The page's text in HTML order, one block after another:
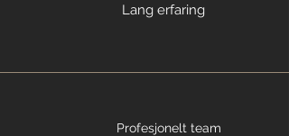
Lang erfaring
Profesjonelt team